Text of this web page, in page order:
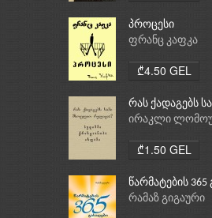
პროცესი
ფრანც კაფკა
₾4.50 GEL
რას ქადაგებს
რელიგია:
ირაკლი
₾1.50 GEL
წარმატების 365
რამაზ გიგაური